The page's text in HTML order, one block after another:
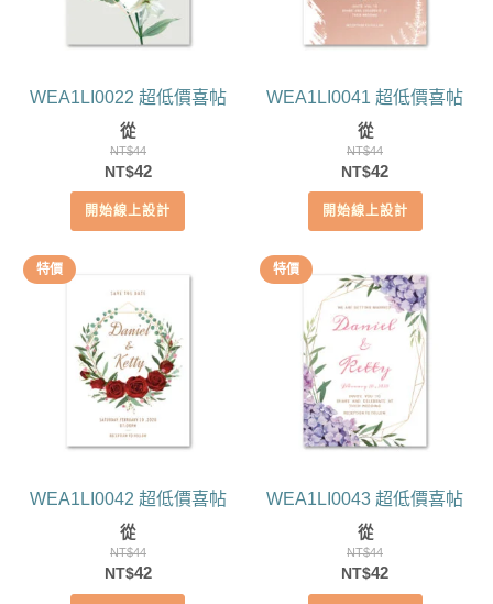
WEA1LI0022 超低價喜帖
從
NT$44
原
始
價
格：
NT$42目
前
價
格：
開始線上設計
WEA1LI0041 超低價喜帖
從
NT$44
原
始
價
格：
NT$42目
前
價
格：
開始線上設計
特價
WEA1LI0042 超低價喜帖
從
NT$44
原
始
NT$42目
前
特價
WEA1LI0043 超低價喜帖
從
NT$44
原
始
NT$42目
前